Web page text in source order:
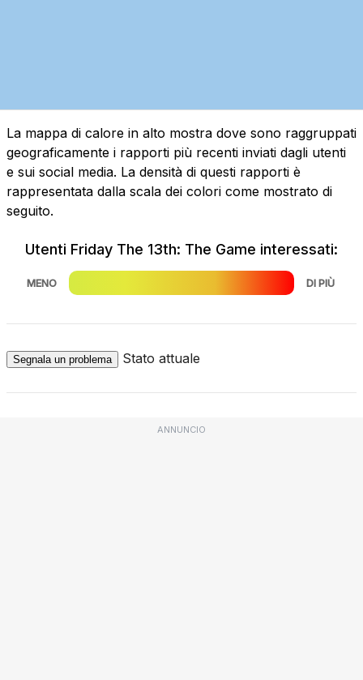
La mappa di calore in alto mostra dove sono raggruppati
geograficamente i rapporti più recenti inviati dagli utenti
e sui social media. La densità di questi rapporti è
rappresentata dalla scala dei colori come mostrato di
seguito.
Utenti Friday The 13th: The Game interessati:
MENO DI PIÙ
Segnala un problema Stato attuale
ANNUNCIO